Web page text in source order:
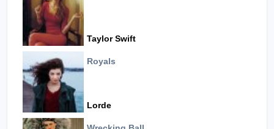
Taylor Swift
Royals
Lorde